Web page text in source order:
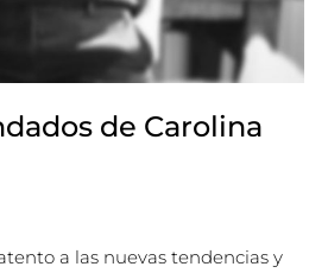
de Carolina
a las nuevas tendencias y